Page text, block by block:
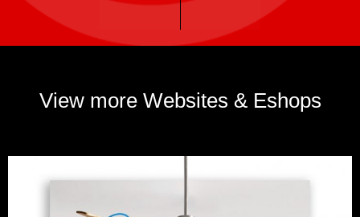
View more Websites & Eshops